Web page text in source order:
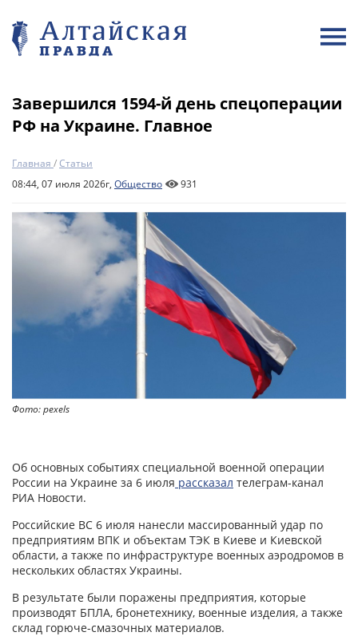
Завершился 1594-й день спецоперации
РФ на Украине. Главное
Главная /Статьи
08:44, 07 июля 2026г, Общество 931
Фото: pexels
Об основных событиях специальной военной операции
России на Украине за 6 июля рассказал телеграм-канал
РИА Новости.
Российские ВС 6 июля нанесли массированный удар по
предприятиям ВПК и объектам ТЭК в Киеве и Киевской
области, а также по инфраструктуре военных аэродромов в
нескольких областях Украины.
В результате были поражены предприятия, которые
производят БПЛА, бронетехнику, военные изделия, а также
склад горюче-смазочных материалов.